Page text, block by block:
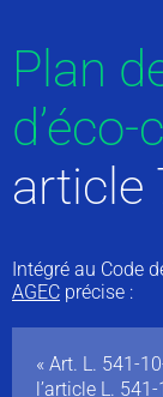
Plan
article
Intégré au Code
AGEC précise :
« Art. L. 541-
l’article L.